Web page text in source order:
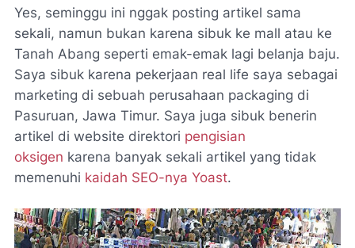
Yes, seminggu ini nggak posting artikel sama
sekali, namun bukan karena sibuk ke mall atau ke
Tanah Abang seperti emak-emak lagi belanja baju.
Saya sibuk karena pekerjaan real life saya sebagai
marketing di sebuah perusahaan packaging di
Pasuruan, Jawa Timur. Saya juga sibuk benerin
artikel di website direktori pengisian
oksigen karena banyak sekali artikel yang tidak
memenuhi kaidah SEO-nya Yoast.